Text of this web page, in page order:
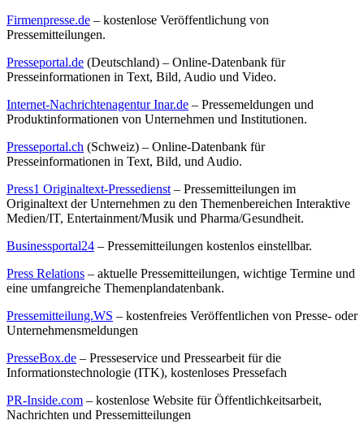
Firmenpresse.de – kostenlose Veröffentlichung von
Pressemitteilungen.
Presseportal.de (Deutschland) – Online-Datenbank für
Presseinformationen in Text, Bild, Audio und Video.
Internet-Nachrichtenagentur Inar.de – Pressemeldungen und
Produktinformationen von Unternehmen und Institutionen.
Presseportal.ch (Schweiz) – Online-Datenbank für
Presseinformationen in Text, Bild, und Audio.
Press1 Originaltext-Pressedienst – Pressemitteilungen im
Originaltext der Unternehmen zu den Themenbereichen Interaktive
Medien/IT, Entertainment/Musik und Pharma/Gesundheit.
Businessportal24 – Pressemitteilungen kostenlos einstellbar.
Press Relations – aktuelle Pressemitteilungen, wichtige Termine und
eine umfangreiche Themenplandatenbank.
Pressemitteilung.WS – kostenfreies Veröffentlichen von Presse- oder
Unternehmensmeldungen
PresseBox.de – Presseservice und Pressearbeit für die
Informationstechnologie (ITK), kostenloses Pressefach
PR-Inside.com – kostenlose Website für Öffentlichkeitsarbeit,
Nachrichten und Pressemitteilungen